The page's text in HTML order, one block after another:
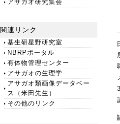
アサガオ研究集会
関連リンク
基生研星野研究室
NBRPポータル
有体物管理センター
アサガオの生理学
アサガオ類画像データベー
ス（米田先生）
その他のリンク